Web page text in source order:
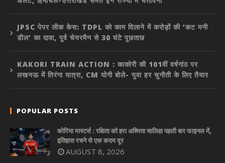
JPSC पेपर लीक केस: TDPL को काम दिलाने में करोड़ों की ‘कट मनी
डील’ का दावा, पूर्व चेयरमैन से 30 घंटे पूछताछ
KAKORI TRAIN ACTION : काकोरी की 101वीं वर्षगांठ पर
लखनऊ में तिरंगा यात्रा, CM योगी बोले- युवा हर चुनौती के लिए तैयार
POPULAR POSTS
कोरिया मास्टर्स : रक्षिता को हरा अश्मिता चालिहा पहली बार फाइनल में,
इतिहास रचने से एक कदम दूर
AUGUST 8, 2026